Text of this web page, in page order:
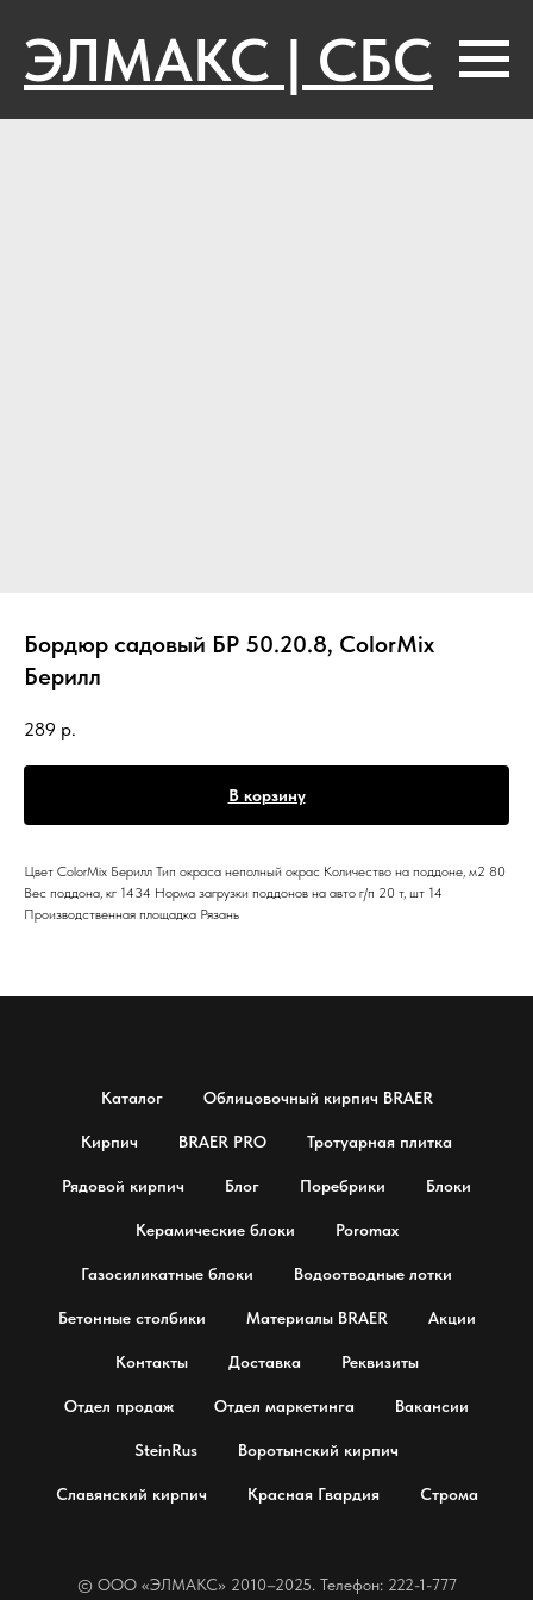
ЭЛМАКС | СБС
Бордюр садовый БР 50.20.8, ColorMix
Берилл
289 р.
В корзину
Цвет ColorMix Берилл Тип окраса неполный окрас Количество на поддоне, м2 80
Вес поддона, кг 1434 Норма загрузки поддонов на авто г/п 20 т, шт 14
Производственная площадка Рязань
Каталог Облицовочный кирпич BRAER
Кирпич BRAER PRO Тротуарная плитка
Рядовой кирпич Блог Поребрики Блоки
Керамические блоки Poromax
Газосиликатные блоки Водоотводные лотки
Бетонные столбики Материалы BRAER Акции
Контакты Доставка Реквизиты
Отдел продаж Отдел маркетинга Вакансии
SteinRus Воротынский кирпич
Славянский кирпич Красная Гвардия Строма
© OOO «ЭЛМАКС» 2010–2025. Телефон: 222-1-777